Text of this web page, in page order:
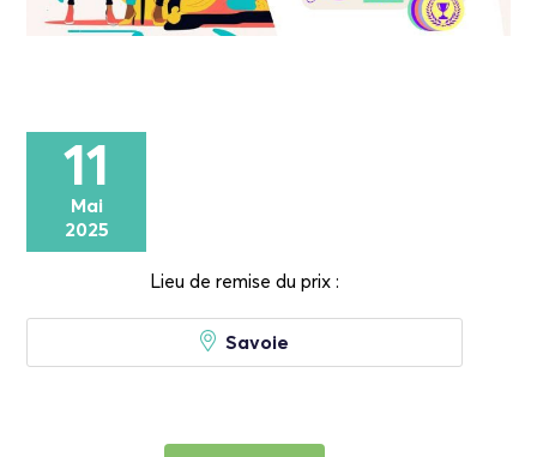
11
Mai
2025
Lieu de remise du prix :
Savoie